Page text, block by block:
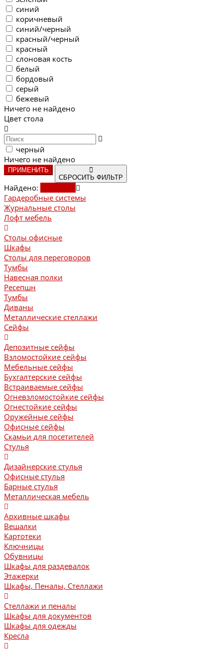
синий
коричневый
синий/черный
красный/черный
красный
слоновая кость
белый
бордовый
серый
бежевый
Ничего не найдено
Цвет стола
черный
Ничего не найдено
ПРИМЕНИТЬ
СБРОСИТЬ ФИЛЬТР
Найдено:
Гардеробные системы
Журнальные столы
Лофт мебель
Столы офисные
Шкафы
Столы для переговоров
Тумбы
Навесная полки
Ресепшн
Тумбы
Диваны
Металлические стеллажи
Сейфы
Депозитные сейфы
Взломостойкие сейфы
Мебельные сейфы
Бухгалтерские сейфы
Встраиваемые сейфы
Огневзломостойкие сейфы
Огнестойкие сейфы
Оружейные сейфы
Офисные сейфы
Скамьи для посетителей
Стулья
Дизайнерские стулья
Офисные стулья
Барные стулья
Металлическая мебель
Архивные шкафы
Вешалки
Картотеки
Ключницы
Обувницы
Шкафы для раздевалок
Этажерки
Шкафы, Пеналы, Стеллажи
Стеллажи и пеналы
Шкафы для документов
Шкафы для одежды
Кресла